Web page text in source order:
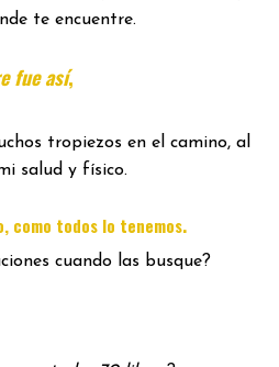
te encuentre.
fue así,
tropiezos en el camino, al
salud y físico.
como todos lo tenemos.
cuando las busque?